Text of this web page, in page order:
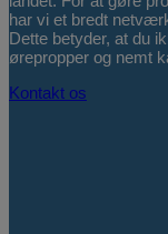
har vi et bredt
Dette betyder, at du
ørepropper og nemt
Kontakt os